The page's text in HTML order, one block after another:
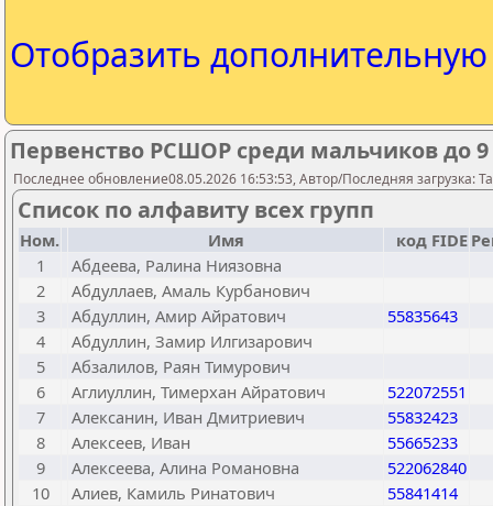
Отобразить
Первенство РСШОР среди мальчиков до 9
Последнее обновление08.05.2026 16:53:53, Автор/Последняя загрузка:
Список по алфавиту всех групп
Ном. Имя код FIDE
1
Абдеева, Ралина Ниязовна
2
Абдуллаев, Амаль Курбанович
3
Абдуллин, Амир Айратович
55835643
4
Абдуллин, Замир Илгизарович
5
Абзалилов, Раян Тимурович
6
Аглиуллин, Тимерхан Айратович
522072551
7
Алексанин, Иван Дмитриевич
55832423
8
Алексеев, Иван
55665233
9
Алексеева, Алина Романовна
522062840
10
Алиев, Камиль Ринатович
55841414